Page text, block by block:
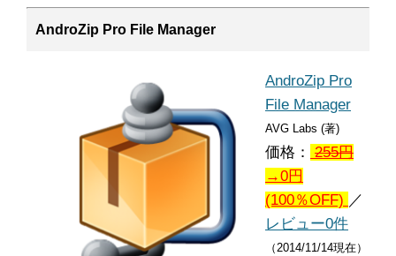
AndroZip Pro File Manager
AndroZip Pro
File Manager
AVG Labs (著)
価格： 255円
→0円
(100％OFF) ／
レビュー0件
（2014/11/14現在）